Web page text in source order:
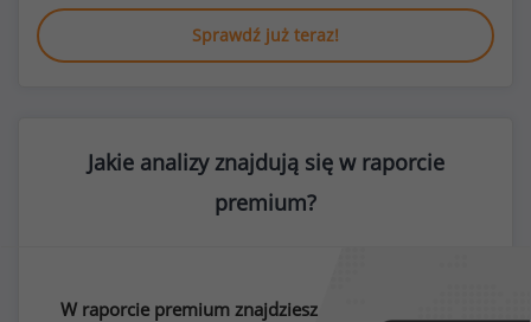
Sprawdź już teraz!
Jakie analizy znajdują się w raporcie
premium?
W raporcie premium znajdziesz